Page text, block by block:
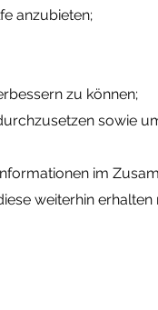
anzubieten;
zu können;
sowie
im
weiterhin